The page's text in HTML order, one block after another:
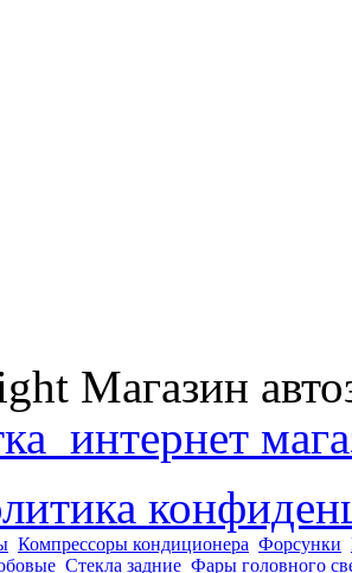
Магазин
интернет
Компрессоры кондиционера Форсунки
Стекла задние Фары головного